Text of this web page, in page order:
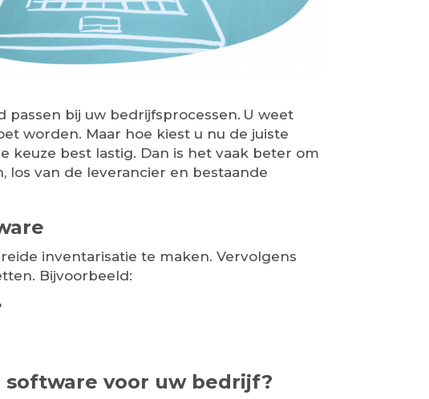
bij uw bedrijfsprocessen. U weet
worden. Maar hoe kiest u nu de juiste
keuze best lastig. Dan is het vaak beter om
los van de leverancier en bestaande
inventarisatie te maken. Vervolgens
Bijvoorbeeld:
voor uw bedrijf?